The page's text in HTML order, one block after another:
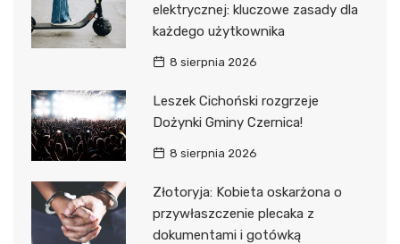
elektrycznej: kluczowe zasady dla
każdego użytkownika
8 sierpnia 2026
Leszek Cichoński rozgrzeje
Dożynki Gminy Czernica!
8 sierpnia 2026
Złotoryja: Kobieta oskarżona o
przywłaszczenie plecaka z
dokumentami i gotówką